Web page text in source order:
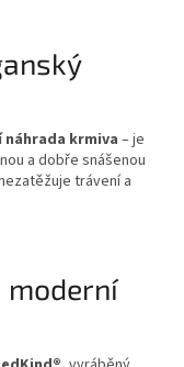
náhrada krmiva– je
a dobře snášenou
trávení a